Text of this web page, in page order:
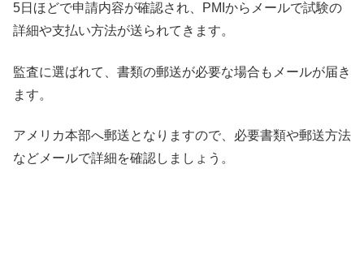
5日ほどで申請内容が確認され、PMIからメールで試験の
詳細や支払い方法が送られてきます。
監査に選ばれて、書類の郵送が必要な場合もメールが届き
ます。
アメリカ本部へ郵送となりますので、必要書類や郵送方法
などメールで詳細を確認しましょう。